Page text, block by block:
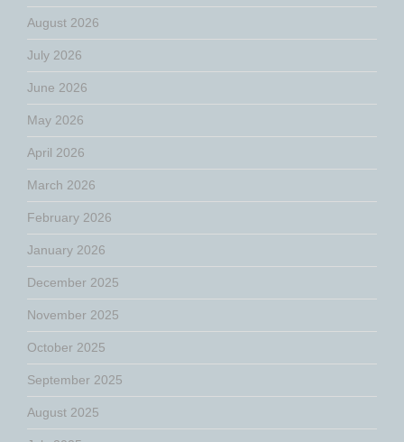
August 2026
July 2026
June 2026
May 2026
April 2026
March 2026
February 2026
January 2026
December 2025
November 2025
October 2025
September 2025
August 2025